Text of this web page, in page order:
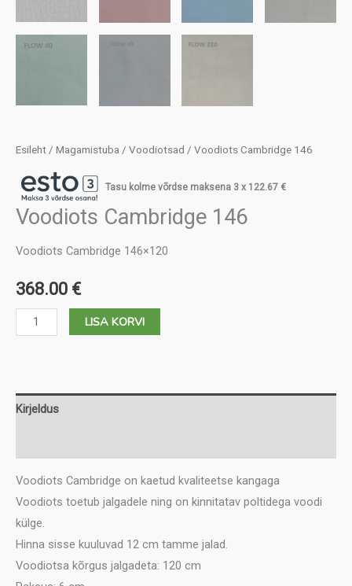
Esileht / Magamistuba / Voodiotsad / Voodiots Cambridge 146
Tasu kolme võrdse maksena 3 x 122.67 €
Voodiots Cambridge 146
Voodiots Cambridge 146×120
368.00 €
Voodiots
Cambridge
LISA KORVI
Kirjeldus
Voodiots Cambridge on kaetud kvaliteetse kangaga
Voodiots toetub jalgadele ning on kinnitatav poltidega voodi
külge.
Hinna sisse kuuluvad 12 cm tamme jalad.
Voodiotsa kõrgus jalgadeta: 120 cm